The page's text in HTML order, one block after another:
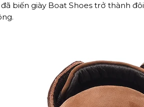
biến giày Boat Shoes trở thành đôi